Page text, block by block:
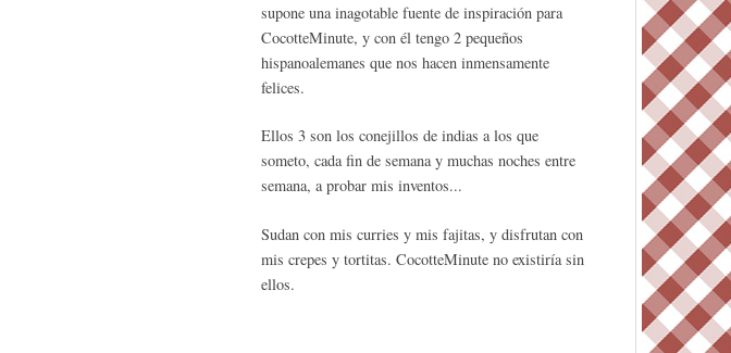
supone una inagotable fuente de inspiración para
CocotteMinute, y con él tengo 2 pequeños
hispanoalemanes que nos hacen inmensamente
felices.
Ellos 3 son los conejillos de indias a los que
someto, cada fin de semana y muchas noches entre
semana, a probar mis inventos...
Sudan con mis curries y mis fajitas, y disfrutan con
mis crepes y tortitas. CocotteMinute no existiría sin
ellos.